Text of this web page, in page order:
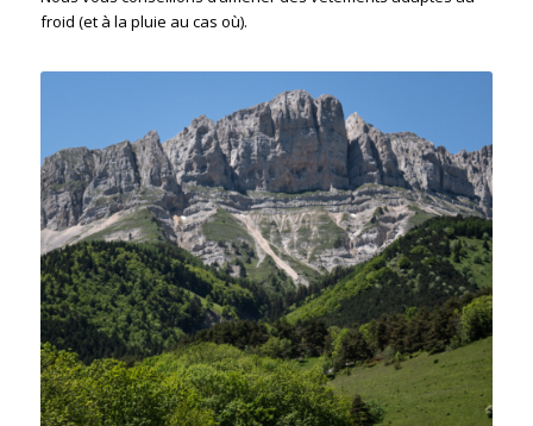
froid (et à la pluie au cas où).